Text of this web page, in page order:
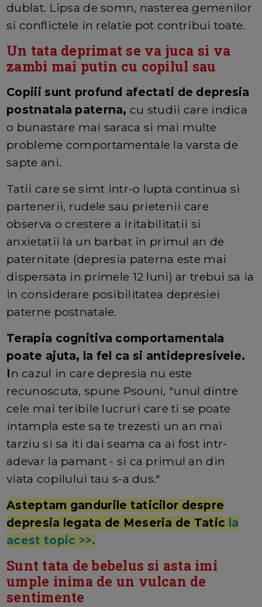
dublat. Lipsa de somn, nasterea gemenilor
si conflictele in relatie pot contribui toate.
Un tata deprimat se va juca si va
zambi mai putin cu copilul sau
Copiii sunt profund afectati de depresia
postnatala paterna, cu studii care indica
o bunastare mai saraca si mai multe
probleme comportamentale la varsta de
sapte ani.
Tatii care se simt intr-o lupta continua si
partenerii, rudele sau prietenii care
observa o crestere a iritabilitatii si
anxietatii la un barbat in primul an de
paternitate (depresia paterna este mai
dispersata in primele 12 luni) ar trebui sa ia
in considerare posibilitatea depresiei
paterne postnatale.
Terapia cognitiva comportamentala
poate ajuta, la fel ca si antidepresivele.
In cazul in care depresia nu este
recunoscuta, spune Psouni, "unul dintre
cele mai teribile lucruri care ti se poate
intampla este sa te trezesti un an mai
tarziu si sa iti dai seama ca ai fost intr-
adevar la pamant - si ca primul an din
viata copilului tau s-a dus."
Asteptam gandurile taticilor despre
depresia legata de Meseria de Tatic la
acest topic >>.
Sunt tata de bebelus si asta imi
umple inima de un vulcan de
sentimente